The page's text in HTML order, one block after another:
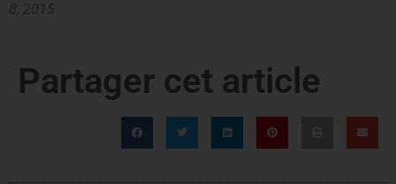
8, 2015
Partager cet article